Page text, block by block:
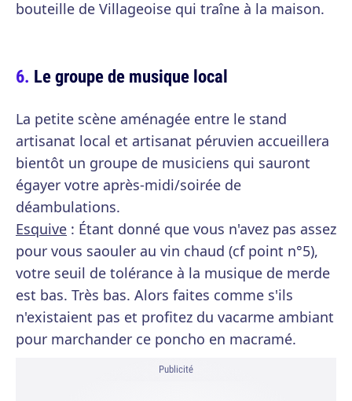
bouteille de Villageoise qui traîne à la maison.
Le groupe de musique local
La petite scène aménagée entre le stand
artisanat local et artisanat péruvien accueillera
bientôt un groupe de musiciens qui sauront
égayer votre après-midi/soirée de
déambulations.
Esquive : Étant donné que vous n'avez pas assez
pour vous saouler au vin chaud (cf point n°5),
votre seuil de tolérance à la musique de merde
est bas. Très bas. Alors faites comme s'ils
n'existaient pas et profitez du vacarme ambiant
pour marchander ce poncho en macramé.
Publicité